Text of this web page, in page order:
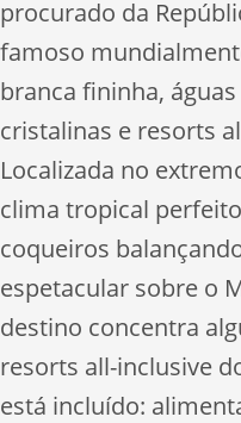
procurado da
famoso
branca fininha,
cristalinas e resorts
Localizada no
clima tropical
coqueiros
espetacular sobre o
destino concentra
resorts all-inclusive
está incluído: